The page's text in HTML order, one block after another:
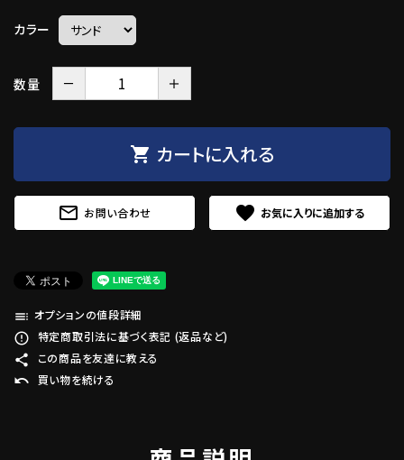
カラー
数量 － ＋
shopping_cart カートに入れる
mail_outline お問い合わせ favorite
toc オプションの値段詳細
error_outline 特定商取引法に基づく表記 (返品など)
share この商品を友達に教える
undo 買い物を続ける